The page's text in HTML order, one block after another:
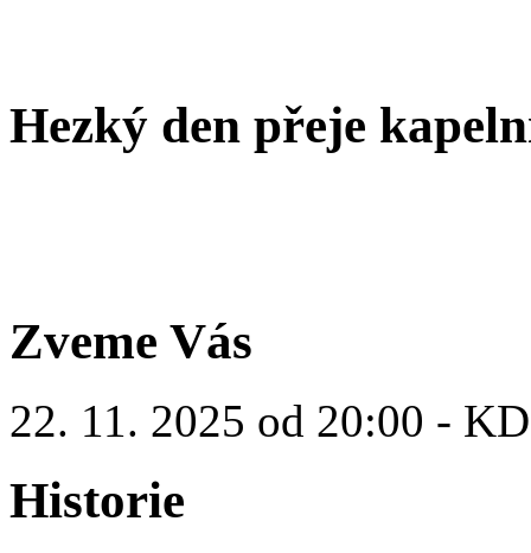
Hezký den přeje
Zveme Vás
22. 11. 2025 od 20:00 -
Historie